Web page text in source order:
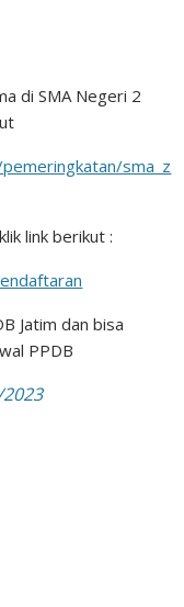
di SMA Negeri 2
sma_z
link berikut :
Jatim dan bisa
PPDB
2023